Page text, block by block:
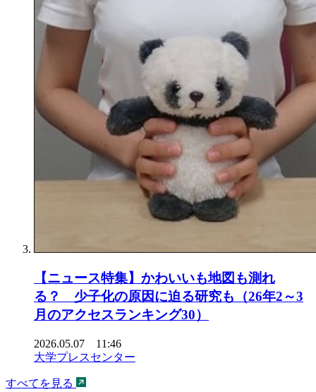
【ニュース特集】かわいいも地図も測れ
る？ 少子化の原因に迫る研究も（26年2～3
月のアクセスランキング30）
2026.05.07 11:46
大学プレスセンター
すべてを見る